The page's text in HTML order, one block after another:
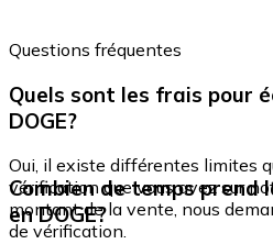
Questions fréquentes
Quels sont les frais pour
DOGE?
Oui, il existe différentes limites
vérification que vous avez sur
montant de la vente, nous
de vérification.
Combien de temps prend
en DOGE?